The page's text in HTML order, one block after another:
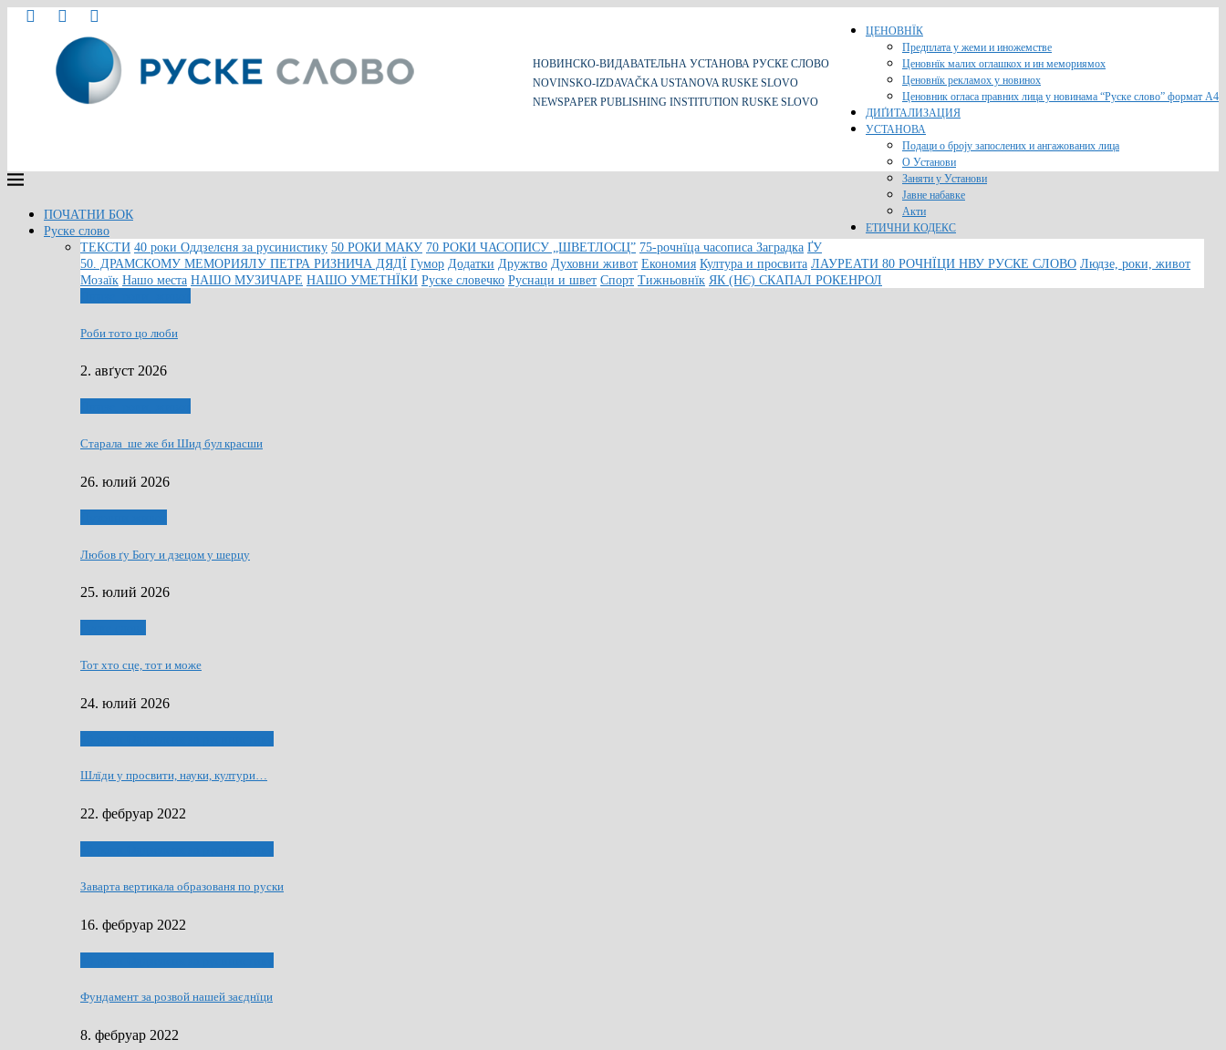
ЦЕНОВНЇК
Предплата у жеми и иножемстве
Ценовнїк малих оглашкох и ин мемориямох
Ценовнїк рекламох у новинох
Ценовник огласа правних лица у новинама “Руске слово” формат A4
ДИҐИТАЛИЗАЦИЯ
УСТАНОВА
Подаци о броју запослених и ангажованих лица
О Установи
Заняти у Установи
Јавне набавке
Акти
ЕТИЧНИ КОДЕКС
НОВИНСКО-ВИДАВАТЕЛЬНА УСТАНОВА РУСКЕ СЛОВО
NOVINSKO-IZDAVAČKA USTANOVA RUSKE SLOVO
NEWSPAPER PUBLISHING INSTITUTION RUSKE SLOVO
ПОЧАТНИ БОК
Руске слово
ТЕКСТИ 40 роки Оддзелєня за русинистику 50 РОКИ МАКУ 70 РОКИ ЧАСОПИСУ „ШВЕТЛОСЦ” 75-рочнїца часописа Заградка ҐУ
50. ДРАМСКОМУ МЕМОРИЯЛУ ПЕТРА РИЗНИЧА ДЯДЇ Гумор Додатки Дружтво Духовни живот Економия Култура и просвита ЛАУРЕАТИ 80 РОЧНЇЦИ НВУ РУСКЕ СЛОВО Людзе, роки, живот
Мозаїк Нашо места НАШО МУЗИЧАРЕ НАШО УМЕТНЇКИ Руске словечко Руснаци и швет Спорт Тижньовнїк ЯК (НЄ) СКАПАЛ РОКЕНРОЛ
Роби тото цо люби
2. авґуст 2026
Старала ше же би Шид бул красши
26. юлий 2026
Любов ґу Богу и дзецом у шерцу
25. юлий 2026
Тот хто сце, тот и може
24. юлий 2026
Шлїди у просвити, науки, култури…
22. фебруар 2022
Заварта вертикала образованя по руски
16. фебруар 2022
Фундамент за розвой нашей заєднїци
8. фебруар 2022